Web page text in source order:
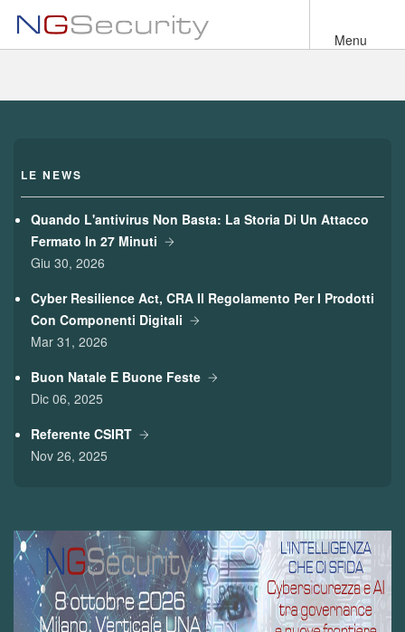
contenuto
Menu
LE NEWS
Quando L'antivirus Non Basta: La Storia Di Un Attacco
Fermato In 27 Minuti
Giu 30, 2026
Cyber Resilience Act, CRA Il Regolamento Per I Prodotti
Con Componenti Digitali
Mar 31, 2026
Buon Natale E Buone Feste
Dic 06, 2025
Referente CSIRT
Nov 26, 2025